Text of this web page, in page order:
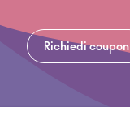
Richiedi coupon